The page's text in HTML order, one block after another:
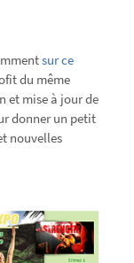
sur ce
du même
et mise à jour de
donner un petit
nouvelles